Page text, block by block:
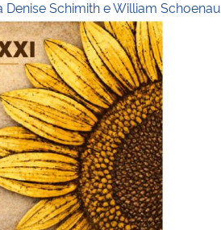
Schimith e William Schoenau